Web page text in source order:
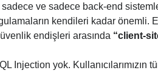
ve sadece back-end
kendileri kadar
endişleri arasında “client-
Injection yok.